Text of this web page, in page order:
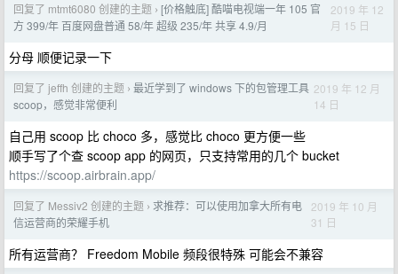
回复了 mtmt6080 创建的主题 › [价格触底] 酷喵电视端一年 105 官
方 399/年 百度网盘普通 58/年 超级 235/年 共享 4.9/月
2019 年 12
月 15 日
分母 顺便记录一下
回复了 jeffh 创建的主题 › 最近学到了 windows 下的包管理工具
scoop，感觉非常便利
2019 年 12 月
14 日
自己用 scoop 比 choco 多，感觉比 choco 更方便一些
顺手写了个查 scoop app 的网页，只支持常用的几个 bucket
https://scoop.airbrain.app/
回复了 Messiv2 创建的主题 › 求推荐：可以使用加拿大所有电
信运营商的荣耀手机
2019 年 10 月
31 日
所有运营商？ Freedom Mobile 频段很特殊 可能会不兼容